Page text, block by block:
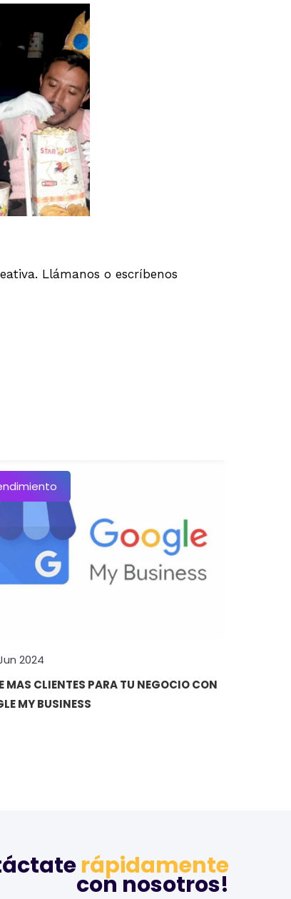
Llámanos o escríbenos
2024
MAS CLIENTES PARA TU NEGOCIO CON
MY BUSINESS
rápidamente
con nosotros!